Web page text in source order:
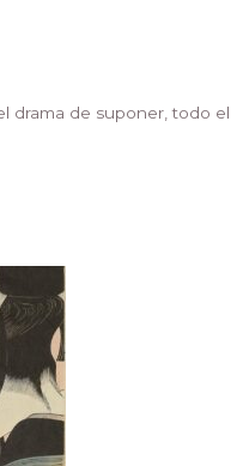
drama de suponer, todo el